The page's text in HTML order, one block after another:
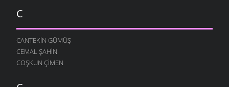
C
CANTEKIN GÜMÜŞ
CEMAL ŞAHIN
COŞKUN ÇIMEN